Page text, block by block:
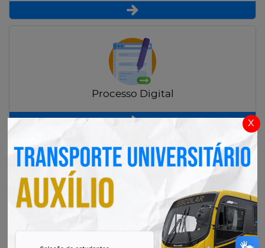
x
Processo Digital
Radar Transparência Pública